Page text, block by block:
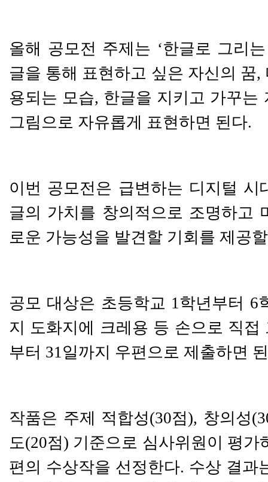
올해 공모전 주제는 ‘한글로 그리
글을 통해 표현하고 싶은 자신의 꿈,
용되는 모습, 한글을 지키고 가꾸는
그림으로 자유롭게 표현하면 된다.
이번 공모전은 급변하는 디지털 시
글의 가치를 창의적으로 조명하고
로운 가능성을 발견할 기회를 제공
공모 대상은 초등학교 1학년부터 6
지 도화지에 크레용 등 손으로 직
부터 31일까지 우편으로 제출하면
작품은 주제 적합성(30점), 창의성
도(20점) 기준으로 심사위원이 평
편의 수상작을 선정한다. 수상 결과